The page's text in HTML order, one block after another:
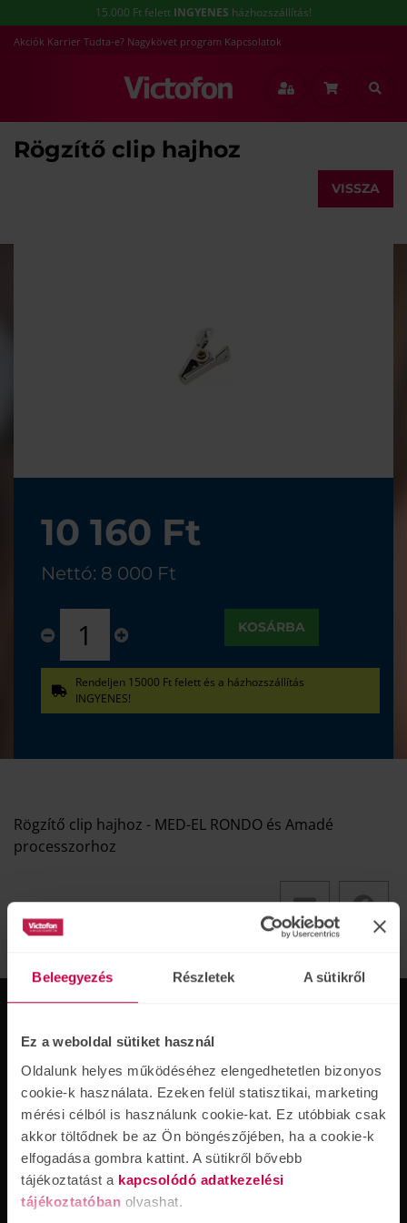
Beleegyezés Részletek A sütikről
Ez a weboldal sütiket használ
Oldalunk helyes működéséhez elengedhetetlen bizonyos
cookie-k használata. Ezeken felül statisztikai, marketing
mérési célból is használunk cookie-kat. Ez utóbbiak csak
akkor töltődnek be az Ön böngészőjében, ha a cookie-k
elfogadása gombra kattint. A sütikről bővebb
tájékoztatást a kapcsolódó adatkezelési
tájékoztatóban olvashat.
15.000 Ft felett INGYENES házhozszállítás!
Akciók Karrier Tudta-e? Nagykövet program Kapcsolatok
Rögzítő clip hajhoz
VISSZA
10 160 Ft
Nettó: 8 000 Ft
KOSÁRBA
Rendeljen 15000 Ft felett és a házhozszállítás
INGYENES!
Rögzítő clip hajhoz - MED-EL RONDO és Amadé
processzorhoz
A Victofon Kft. 30 éves szakmai tapasztalattal és a
legmodernebb technológiák ismeretével áll a fogyasztók
rendelkezésére. Számunkra fontos, hogy a hallókészülék
segítség legyen az ügyfeleink számára. Mi nem csak az
eszközt adjuk a hallássérülteknek, hanem professzionális
ellátást is biztosítunk.